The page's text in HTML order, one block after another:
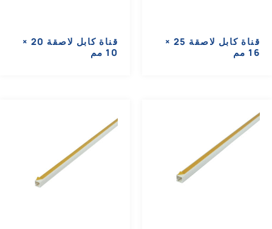
قناة كابل لاصقة 25 ×
16 مم
قناة كابل لاصقة 20 ×
10 مم